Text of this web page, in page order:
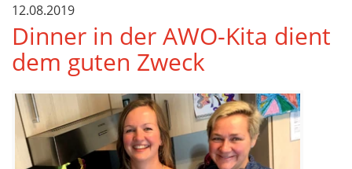
12.08.2019
Dinner in der AWO-Kita dient
dem guten Zweck